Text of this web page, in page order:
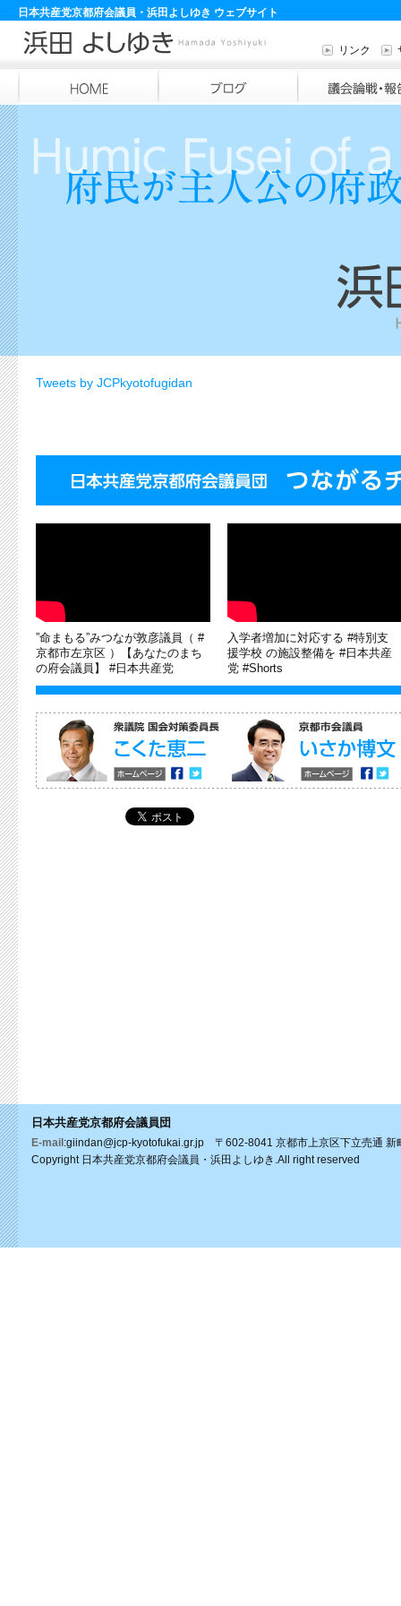
日本共産党京都府会議員・浜田よしゆき ウェブサイト
リンク
Tweets by JCPkyotofugidan
”命まもる”みつなが敦彦議員（ #
京都市左京区 ）【あなたのまち
の府会議員】 #日本共産党
入学者増加に対応する #特別支
援学校 の施設整備を #日本共産
党 #Shorts
日本共産党京都府会議員団
E-mail :giindan@jcp-kyotofukai.gr.jp 〒602-8041 京都市上京区下立売通
Copyright 日本共産党京都府会議員・浜田よしゆき.All right reserved